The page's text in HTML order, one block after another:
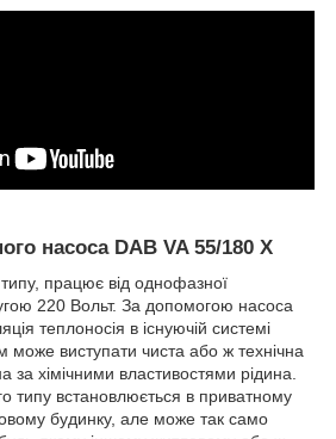
насоса DAB VA 55/180 X
працює від однофазної
220 Вольт. За допомогою насоса
теплоносія в існуючій системі
може виступати чиста або ж технічна
за хімічними властивостями рідина.
типу встановлюється в приватному
будинку, але може так само